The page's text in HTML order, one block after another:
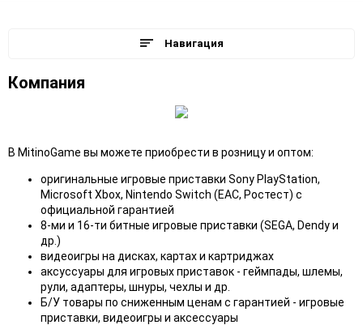
Навигация
Компания
В MitinoGame вы можете приобрести в розницу и оптом:
оригинальные игровые приставки Sony PlayStation,
Microsoft Xbox, Nintendo Switch (ЕАС, Ростест) с
официальной гарантией
8-ми и 16-ти битные игровые приставки (SEGA, Dendy и
др.)
видеоигры на дисках, картах и картриджах
аксуссуары для игровых приставок - геймпады, шлемы,
рули, адаптеры, шнуры, чехлы и др.
Б/У товары по сниженным ценам с гарантией - игровые
приставки, видеоигры и аксессуары